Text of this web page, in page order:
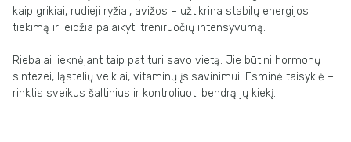
kaip grikiai, rudieji ryžiai, avižos – užtikrina stabilų energijos
tiekimą ir leidžia palaikyti treniruočių intensyvumą.
Riebalai lieknėjant taip pat turi savo vietą. Jie būtini hormonų
sintezei, ląstelių veiklai, vitaminų įsisavinimui. Esminė taisyklė –
rinktis sveikus šaltinius ir kontroliuoti bendrą jų kiekį.